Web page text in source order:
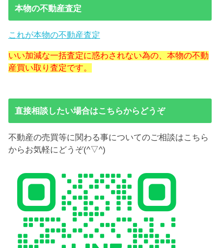
本物の不動産査定
これが本物の不動産査定
いい加減な一括査定に惑わされない為の、本物の不動
産買い取り査定です。
直接相談したい場合はこちらからどうぞ
不動産の売買等に関わる事についてのご相談はこちら
からお気軽にどうぞ(^▽^)